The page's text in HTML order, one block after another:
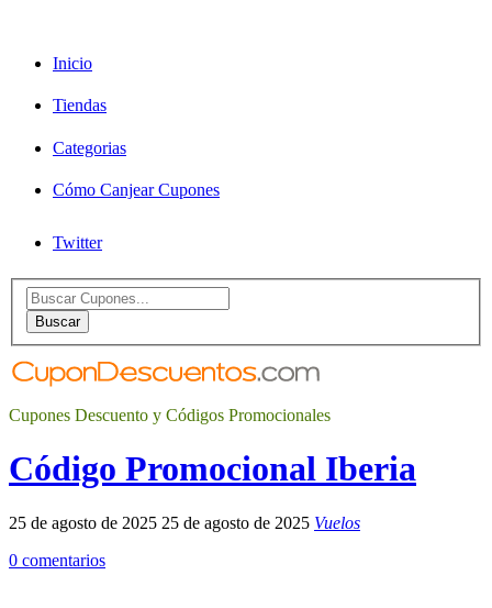
Inicio
Tiendas
Categorias
Cómo Canjear Cupones
Twitter
Search
for:Buscar
Cupones Descuento y Códigos Promocionales
Código Promocional Iberia
25 de agosto de 2025 25 de agosto de 2025 Vuelos
0 comentarios